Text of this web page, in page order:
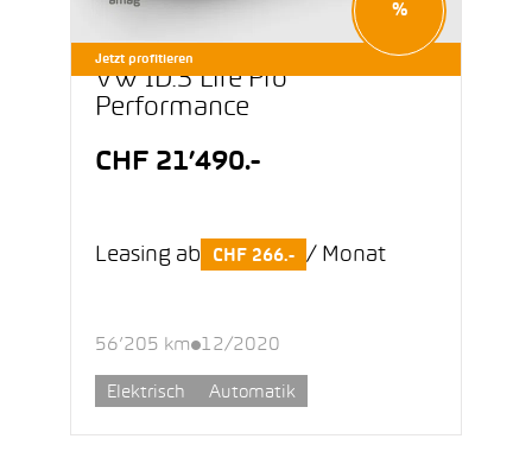
Jetzt profitieren
%
VW ID.3 Life Pro
Performance
CHF 21’490.-
Leasing ab CHF 266.- / Monat
56’205 km 12/2020
Elektrisch Automatik